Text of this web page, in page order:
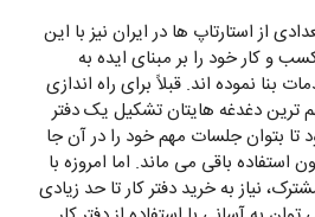
از استارتاپ ها در ایران نیز با این
و کار خود را بر مبنای ایده به
بنا نموده اند. قبلاً برای راه اندازی
ترین دغدغه هایتان تشکیل یک دفتر
بتوان جلسات مهم خود را در آن جا
استفاده باقی می ماند. اما امروزه با
نیاز به خرید دفتر کار تا حد زیادی